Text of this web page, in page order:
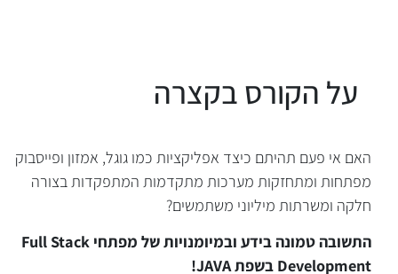
האם אי פעם תהיתם כיצד אפליקציות כמו גוגל, אמזון ופייסבוק
מפתחות ומתחזקות מערכות מתקדמות המתפקדות בצורה
חלקה ומשרתות מיליוני משתמשים?
התשובה טמונה בידע ובמיומנויות של מפתחי Full Stack
Development בשפת JAVA!